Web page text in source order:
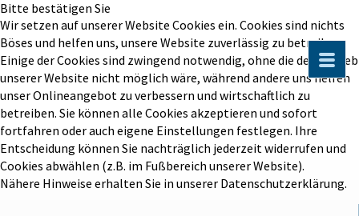
Bitte bestätigen Sie
Wir setzen auf unserer Website Cookies ein. Cookies sind nichts
Böses und helfen uns, unsere Website zuverlässig zu betreiben.
Einige der Cookies sind zwingend notwendig, ohne die der Betrieb
unserer Website nicht möglich wäre, während andere uns helfen
unser Onlineangebot zu verbessern und wirtschaftlich zu
betreiben. Sie können alle Cookies akzeptieren und sofort
fortfahren oder auch eigene Einstellungen festlegen. Ihre
Entscheidung können Sie nachträglich jederzeit widerrufen und
Cookies abwählen (z.B. im Fußbereich unserer Website).
Nähere Hinweise erhalten Sie in unserer Datenschutzerklärung.